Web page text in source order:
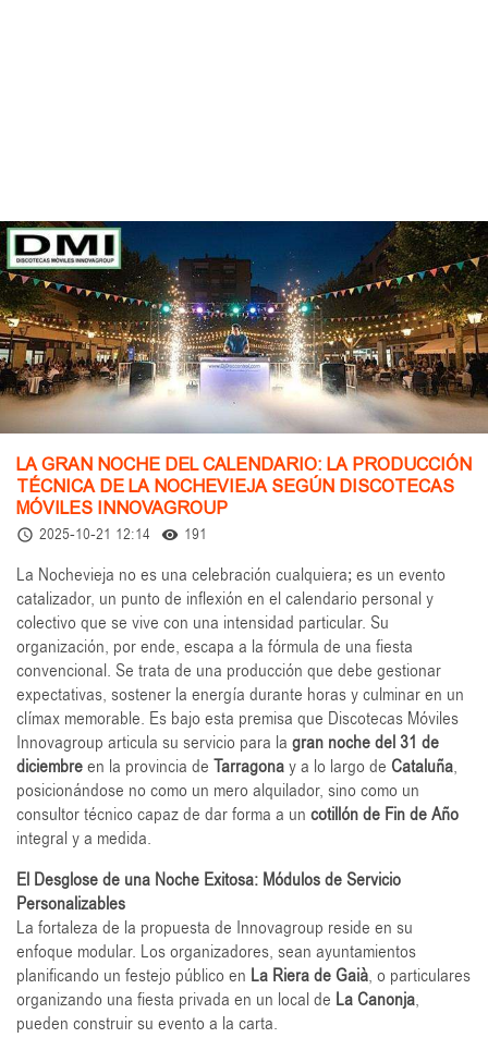
LA GRAN NOCHE DEL CALENDARIO: LA PRODUCCIÓN
TÉCNICA DE LA NOCHEVIEJA SEGÚN DISCOTECAS
MÓVILES INNOVAGROUP
access_time 2025-10-21 12:14 remove_red_eye 191
La Nochevieja no es una celebración cualquiera; es un evento
catalizador, un punto de inflexión en el calendario personal y
colectivo que se vive con una intensidad particular. Su
organización, por ende, escapa a la fórmula de una fiesta
convencional. Se trata de una producción que debe gestionar
expectativas, sostener la energía durante horas y culminar en un
clímax memorable. Es bajo esta premisa que Discotecas Móviles
Innovagroup articula su servicio para la gran noche del 31 de
diciembreen la provincia de Tarragonay a lo largo de Cataluña,
posicionándose no como un mero alquilador, sino como un
consultor técnico capaz de dar forma a un cotillón de Fin de Año
integral y a medida.
El Desglose de una Noche Exitosa: Módulos de Servicio
Personalizables
La fortaleza de la propuesta de Innovagroup reside en su
enfoque modular. Los organizadores, sean ayuntamientos
planificando un festejo público en La Riera de Gaià, o particulares
organizando una fiesta privada en un local de La Canonja,
pueden construir su evento a la carta.